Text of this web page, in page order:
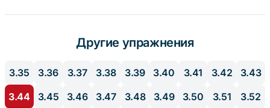
Другие упражнения
3.35 3.36 3.37 3.38 3.39 3.40 3.41 3.42
3.43
3.44
3.45 3.46 3.47 3.48 3.49 3.50 3.51
3.52